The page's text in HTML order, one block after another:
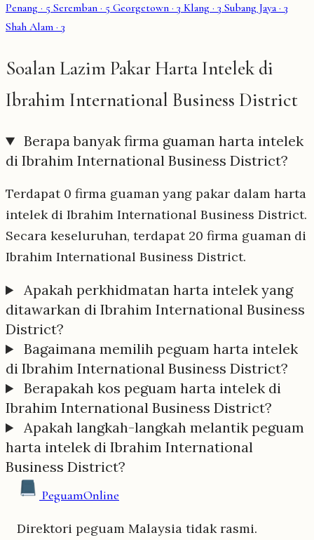
Penang · 5 Seremban · 5 Georgetown · 3 Klang · 3 Subang Jaya· 3
Shah Alam · 3
Soalan Lazim Pakar Harta Intelek di
Ibrahim International Business District
Berapa banyak firma guaman harta intelek
di Ibrahim International Business District?
Terdapat 0 firma guaman yang pakar dalam harta
intelek di Ibrahim International Business District.
Secara keseluruhan, terdapat 20 firma guaman di
Ibrahim International Business District.
Apakah perkhidmatan harta intelek yang
ditawarkan di Ibrahim International Business
District?
Bagaimana memilih peguam harta intelek
di Ibrahim International Business District?
Berapakah kos peguam harta intelek di
Ibrahim International Business District?
Apakah langkah-langkah melantik peguam
harta intelek di Ibrahim International
Business District?
PeguamOnline
Direktori peguam Malaysia tidak rasmi.